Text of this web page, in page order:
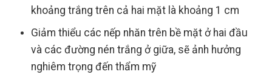
khoảng trắng trên cả hai mặt là khoảng 1 cm
Giảm thiểu các nếp nhăn trên bề mặt ở hai đầu
và các đường nén trắng ở giữa, sẽ ảnh hưởng
nghiêm trọng đến thẩm mỹ